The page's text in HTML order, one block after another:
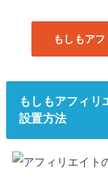
もしもア
もしもアフィリ
設置方法